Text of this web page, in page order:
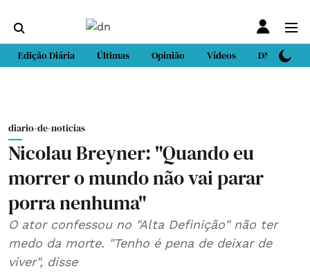
Edição Diária Últimas Opinião Vídeos DN Sport
diario-de-noticias
Nicolau Breyner: "Quando eu
morrer o mundo não vai parar
porra nenhuma"
O ator confessou no "Alta Definição" não ter
medo da morte. "Tenho é pena de deixar de
viver", disse